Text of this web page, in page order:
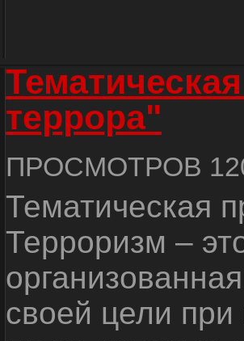
террора"
ПРОСМОТРОВ
Тематическая
Терроризм –
своей цели